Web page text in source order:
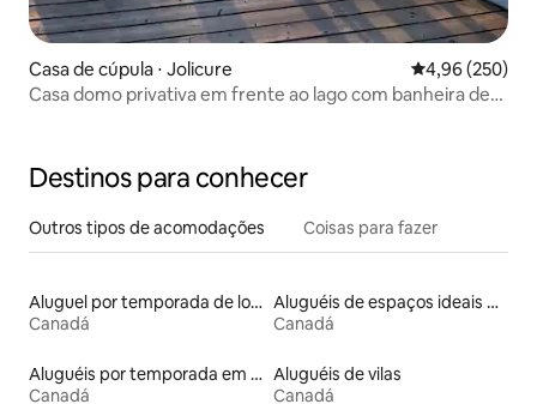
Casa de cúpula ⋅ Jolicure 4,96 de uma
4,96 (250)
Casa domo privativa em frente ao lago com banheira de
Destinos para conhecer
Outros tipos de acomodações Coisas para fazer
Aluguel por temporada de lofts
Canadá
Aluguéis de espaços ideais para famílias
Canadá
Aluguéis por temporada em resorts
Canadá
Aluguéis de vilas
Canadá